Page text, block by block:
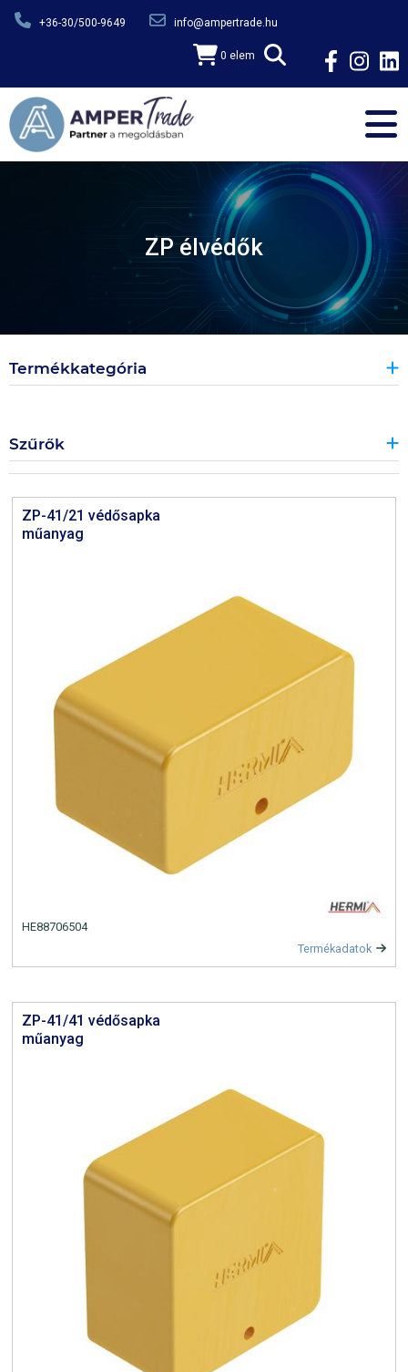
Ugrás a tartalomra
+36-30/500-9649 info@ampertrade.hu
0 elem
ZP élvédők
Termékkategória
Szűrők
ZP-41/21 védősapka
műanyag
HE88706504
Termékadatok
ZP-41/41 védősapka
műanyag